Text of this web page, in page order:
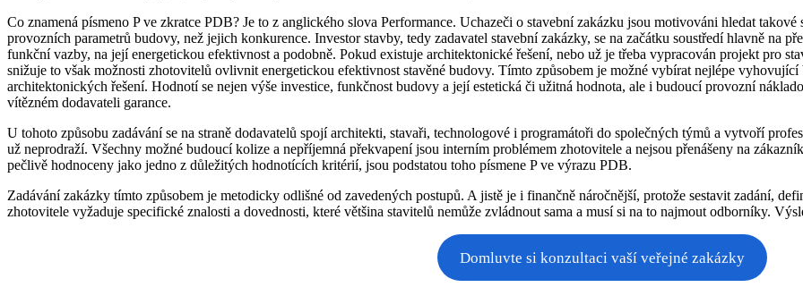
Co znamená písmeno P ve zkratce PDB? Je to z anglického slova Performance. Uchazeči o stavební zakázku jsou motivováni hledat
provozních parametrů budovy, než jejich konkurence. Investor stavby, tedy zadavatel stavební zakázky, se na začátku soustředí hlavně na
funkční vazby, na její energetickou efektivnost a podobně. Pokud existuje architektonické řešení, nebo už je třeba vypracován projekt pro
snižuje to však možnosti zhotovitelů ovlivnit energetickou efektivnost stavěné budovy. Tímto způsobem je možné vybírat nejlépe
architektonických řešení. Hodnotí se nejen výše investice, funkčnost budovy a její estetická či užitná hodnota, ale i budoucí provozní
vítězném dodavateli garance.
U tohoto způsobu zadávání se na straně dodavatelů spojí architekti, stavaři, technologové i programátoři do společných týmů a vytvoří
už neprodraží. Všechny možné budoucí kolize a nepříjemná překvapení jsou interním problémem zhotovitele a nejsou přenášeny na
pečlivě hodnoceny jako jedno z důležitých hodnotících kritérií, jsou podstatou toho písmene P ve výrazu PDB.
Zadávání zakázky tímto způsobem je metodicky odlišné od zavedených postupů. A jistě je i finančně náročnější, protože sestavit zadání,
zhotovitele vyžaduje specifické znalosti a dovednosti, které většina stavitelů nemůže zvládnout sama a musí si na to najmout odborníky.
Domluvte si konzultaci vaší veřejné zakázky